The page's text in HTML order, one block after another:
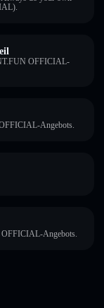
OFFICIAL-
Angebots.
OFFICIAL-Angebots.